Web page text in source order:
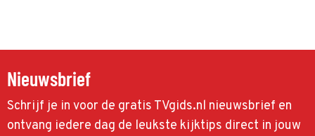
Nieuwsbrief
Schrijf je in voor de gratis TVgids.nl nieuwsbrief en
ontvang iedere dag de leukste kijktips direct in jouw